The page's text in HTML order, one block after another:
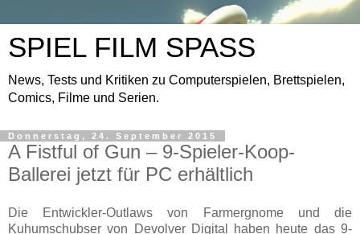
SPIEL FILM SPASS
News, Tests und Kritiken zu Computerspielen, Brettspielen,
Comics, Filme und Serien.
Donnerstag, 24. September 2015
A Fistful of Gun – 9-Spieler-Koop-
Ballerei jetzt für PC erhältlich
Die Entwickler-Outlaws von Farmergnome und die
Kuhumschubser von Devolver Digital haben heute das 9-